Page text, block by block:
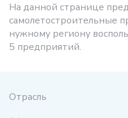
На данной странице
самолетостроительные
нужному региону
5 предприятий.
Отрасль